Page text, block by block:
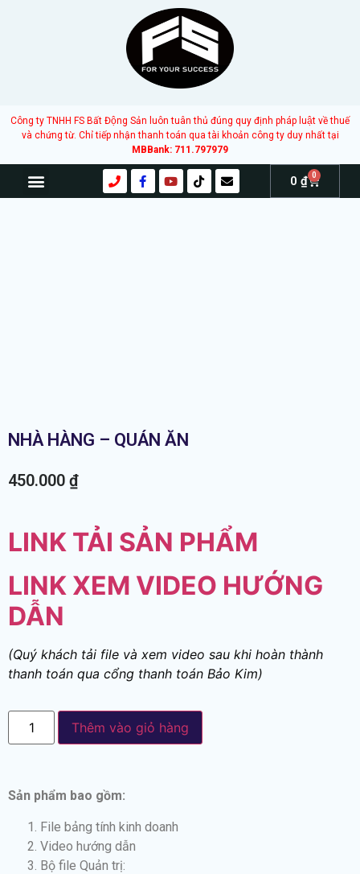
Công ty TNHH FS Bất Động Sản luôn tuân thủ đúng quy định pháp luật về thuế
và chứng từ. Chỉ tiếp nhận thanh toán qua tài khoản công ty duy nhất tại
MBBank: 711.797979
0 ₫ 0
NHÀ HÀNG – QUÁN ĂN
450.000 ₫
LINK TẢI SẢN PHẨM
LINK XEM VIDEO HƯỚNG
DẪN
(Quý khách tải file và xem video sau khi hoàn thành
thanh toán qua cổng thanh toán Bảo Kim)
Thêm vào giỏ hàng
Sản phẩm bao gồm:
File bảng tính kinh doanh
Video hướng dẫn
Bộ file Quản trị: